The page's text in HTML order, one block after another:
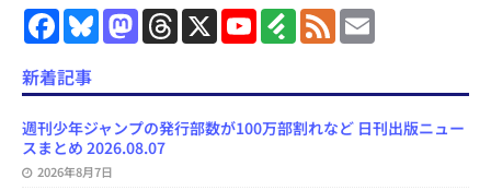
F
e
b
o
k
B
y
M
o
n
T
s
X
Y
e
C
F
F
新着記事
週刊少年ジャンプの発行部数が100万部割れなど 日刊出版ニュー
スまとめ 2026.08.07
2026年8月7日